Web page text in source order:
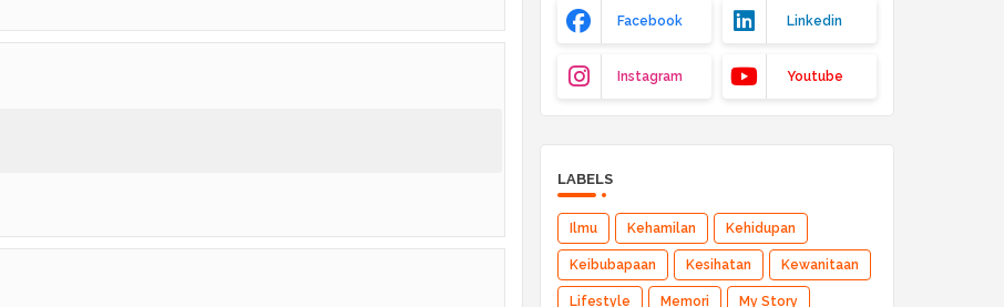
Facebook Linkedin
Instagram Youtube
LABELS
Ilmu Kehamilan Kehidupan
Keibubapaan Kesihatan Kewanitaan
Lifestyle Memori My Story